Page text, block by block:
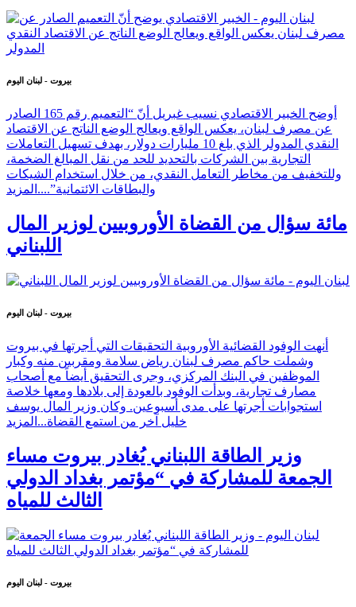
بيروت - لبنان اليوم
أوضح الخبير الاقتصادي نسيب غبريل أنّ “التعميم رقم 165 الصادر
عن مصرف لبنان، يعكس الواقع ويعالج الوضع الناتج عن الاقتصاد
النقدي المدولر الذي بلغ 10 مليارات دولار، بهدف تسهيل التعاملات
التجارية بين الشركات بالتحديد للحد من نقل المبالغ الضخمة،
وللتخفيف من مخاطر التعامل النقدي، من خلال استخدام الشيكات
والبطاقات الائتمانية”.... المزيد
مائة سؤال من القضاة الأوروبيين لوزير المال
اللبناني
بيروت - لبنان اليوم
أنهت الوفود القضائية الأوروبية التحقيقات التي أجرتها في بيروت
وشملت حاكم مصرف لبنان رياض سلامة ومقربين منه وكبار
الموظفين في البنك المركزي، وجرى التحقيق أيضاً مع أصحاب
مصارف تجارية، وبدأت الوفود بالعودة إلى بلادها ومعها خلاصة
استجوابات أجرتها على مدى أسبوعين. وكان وزير المال يوسف
خليل آخر من استمع القضاة... المزيد
وزير الطاقة اللبناني يُغادر بيروت مساء
الجمعة للمشاركة في “مؤتمر بغداد الدولي
الثالث للمياه
بيروت - لبنان اليوم